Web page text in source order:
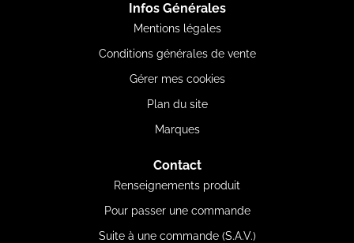
Infos Générales
Mentions légales
Conditions générales de vente
Gérer mes cookies
Plan du site
Marques
Contact
Renseignements produit
Pour passer une commande
Suite à une commande (S.A.V.)